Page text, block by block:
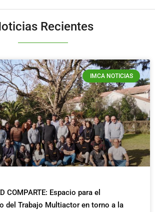
Recientes
IMCA NOTICIAS
COMPARTE: Espacio para el
del Trabajo Multiactor en torno a la